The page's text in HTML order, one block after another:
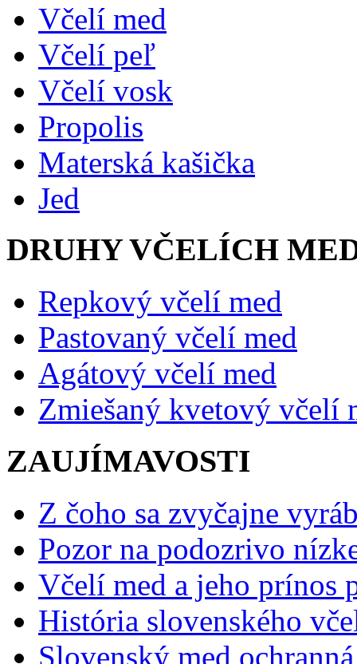
Včelí med
Včelí peľ
Včelí vosk
Propolis
Materská kašička
Jed
DRUHY VČELÍCH
Repkový včelí med
Pastovaný včelí med
Agátový včelí med
Zmiešaný kvetový včelí
ZAUJÍMAVOSTI
Z čoho sa zvyčajne
Pozor na podozrivo
Včelí med a jeho prínos
História slovenského
Slovenský med